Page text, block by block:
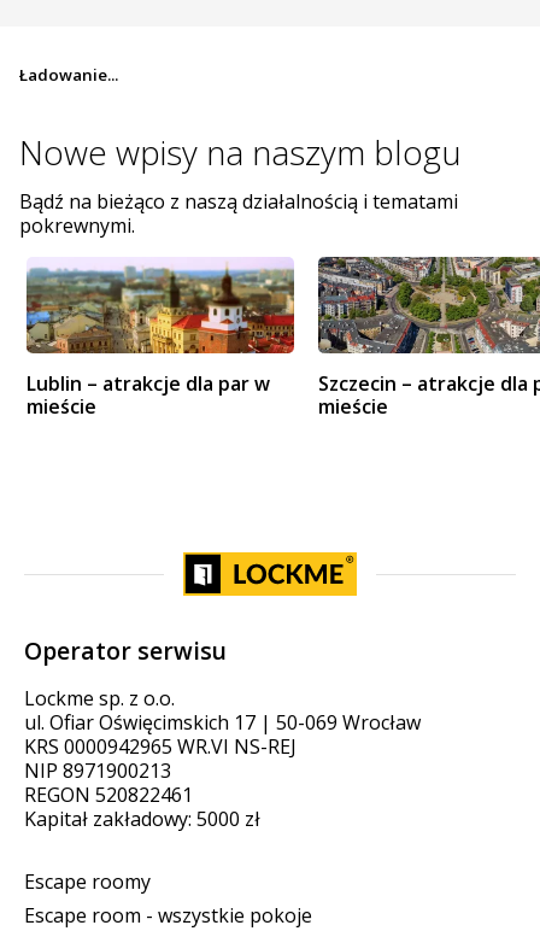
Ładowanie...
Nowe wpisy na naszym blogu
Bądź na bieżąco z naszą działalnością i tematami
pokrewnymi.
Lublin – atrakcje dla par w
mieście
Szczecin – atrakcje dla
mieście
Operator serwisu
Lockme sp. z o.o.
ul. Ofiar Oświęcimskich 17 | 50-069 Wrocław
KRS 0000942965 WR.VI NS-REJ
NIP 8971900213
REGON 520822461
Kapitał zakładowy: 5000 zł
Escape roomy
Escape room - wszystkie pokoje